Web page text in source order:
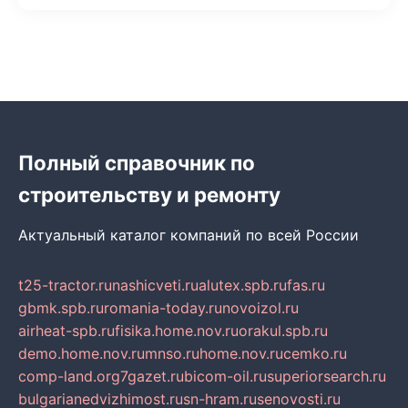
Полный справочник по
строительству и ремонту
Актуальный каталог компаний по всей России
t25-tractor.runashicveti.rualutex.spb.rufas.ru
gbmk.spb.ruromania-today.runovoizol.ru
airheat-spb.rufisika.home.nov.ruorakul.spb.ru
demo.home.nov.rumnso.ruhome.nov.rucemko.ru
comp-land.org7gazet.rubicom-oil.rusuperiorsearch.ru
bulgarianedvizhimost.rusn-hram.rusenovosti.ru